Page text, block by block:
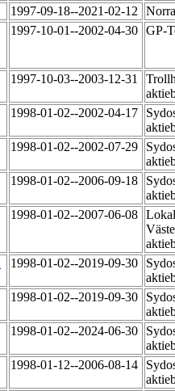
1997-09-18--2021-02-12
1997-10-01--2002-04-30 GP-
1997-10-03--2003-12-31
1998-01-02--2002-04-17
1998-01-02--2002-07-29
1998-01-02--2006-09-18
1998-01-02--2007-06-08
1998-01-02--2019-09-30
1998-01-02--2019-09-30
1998-01-02--2024-06-30
1998-01-12--2006-08-14